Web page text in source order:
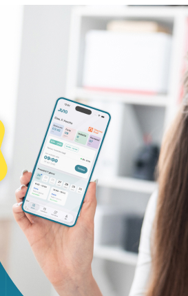
realizzato e curato da
da usare, le
che il materiale
Ricordiamo che il
qualitativo, tracciabile
il presidente di Cardato
a vendere tessuti
tutta la filiera che ha
infattiCardato Riciclato
proprio stand. Una scelta
ai terzisti in un
a valorizzare il lavoro